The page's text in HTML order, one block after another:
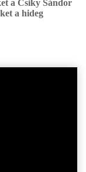
a Csiky Sándor
a hideg